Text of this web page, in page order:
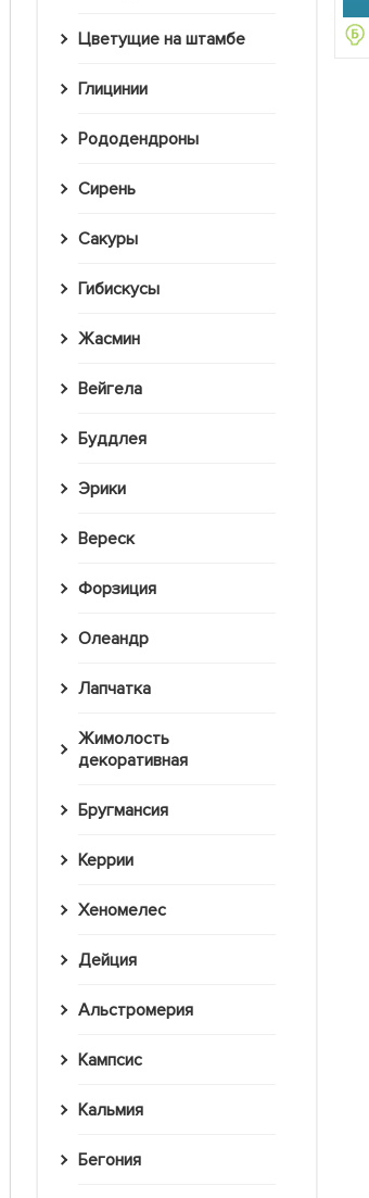
Цветущие на штамбе
Глицинии
Рододендроны
Сирень
Сакуры
Гибискусы
Жасмин
Вейгела
Буддлея
Эрики
Вереск
Форзиция
Олеандр
Лапчатка
Жимолость
декоративная
Бругмансия
Керрии
Хеномелес
Дейция
Альстромерия
Кампсис
Кальмия
Бегония